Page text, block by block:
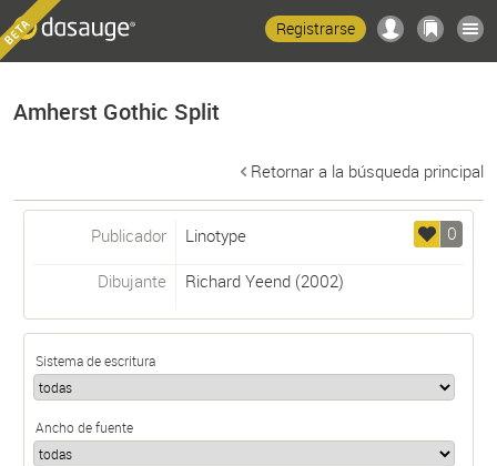
Registrarse
Amherst Gothic Split
Retornar a la búsqueda principal
0
Publicador Linotype
Dibujante Richard Yeend(2002)
Sistema de escritura
Ancho de fuente